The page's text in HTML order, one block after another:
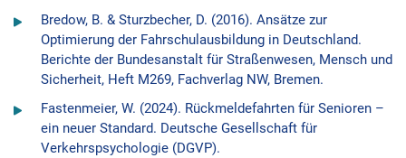
Bredow, B. & Sturzbecher, D. (2016). Ansätze zur
Optimierung der Fahrschulausbildung in Deutschland.
Berichte der Bundesanstalt für Straßenwesen, Mensch und
Sicherheit, Heft M269, Fachverlag NW, Bremen.
Fastenmeier, W. (2024). Rückmeldefahrten für Senioren –
ein neuer Standard. Deutsche Gesellschaft für
Verkehrspsychologie (DGVP).